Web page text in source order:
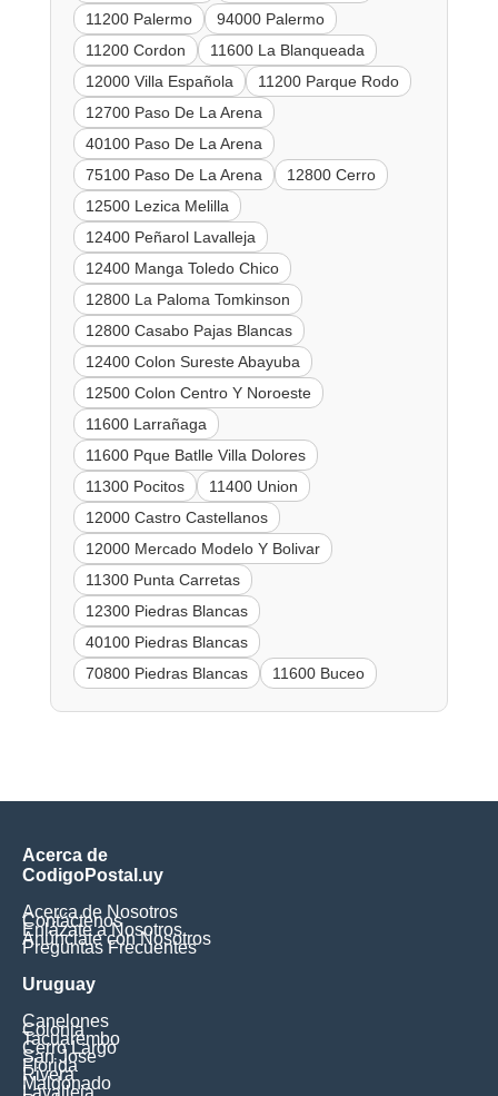
11200 Palermo
94000 Palermo
11200 Cordon
11600 La Blanqueada
12000 Villa Española
11200 Parque Rodo
12700 Paso De La Arena
40100 Paso De La Arena
75100 Paso De La Arena
12800 Cerro
12500 Lezica Melilla
12400 Peñarol Lavalleja
12400 Manga Toledo Chico
12800 La Paloma Tomkinson
12800 Casabo Pajas Blancas
12400 Colon Sureste Abayuba
12500 Colon Centro Y Noroeste
11600 Larrañaga
11600 Pque Batlle Villa Dolores
11300 Pocitos
11400 Union
12000 Castro Castellanos
12000 Mercado Modelo Y Bolivar
11300 Punta Carretas
12300 Piedras Blancas
40100 Piedras Blancas
70800 Piedras Blancas
11600 Buceo
Acerca de
CodigoPostal.uy
Acerca de Nosotros
Contáctenos
Enlázate a Nosotros
Anúnciate con Nosotros
Preguntas Frecuentes
Uruguay
Canelones
Colonia
Tacuarembo
Cerro Largo
San Jose
Florida
Rivera
Maldonado
Lavalleja